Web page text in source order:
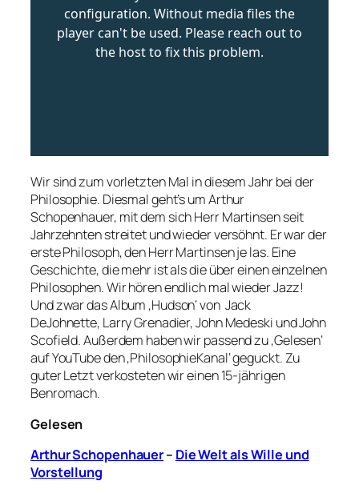
Wir sind zum vorletzten Mal in diesem Jahr bei der
Philosophie. Diesmal geht’s um Arthur
Schopenhauer, mit dem sich Herr Martinsen seit
Jahrzehnten streitet und wieder versöhnt. Er war der
erste Philosoph, den Herr Martinsen je las. Eine
Geschichte, die mehr ist als die über einen einzelnen
Philosophen. Wir hören endlich mal wieder Jazz!
Und zwar das Album ‚Hudson‘ von Jack
DeJohnette, Larry Grenadier, John Medeski und John
Scofield. Außerdem haben wir passend zu ‚Gelesen‘
auf YouTube den ‚PhilosophieKanal‘ geguckt. Zu
guter Letzt verkosteten wir einen 15-jährigen
Benromach.
Gelesen
Arthur Schopenhauer– Die Welt als Wille und
Vorstellung